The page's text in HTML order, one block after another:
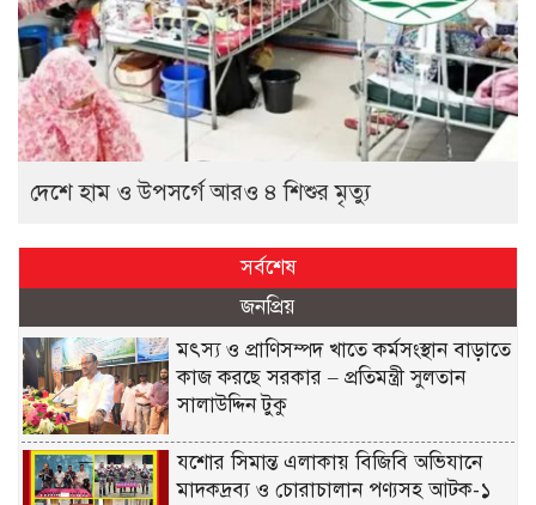
দেশে হাম ও উপসর্গে আরও ৪ শিশুর মৃত্যু
সর্বশেষ
জনপ্রিয়
মৎস্য ও প্রাণিসম্পদ খাতে কর্মসংস্থান বাড়াতে
কাজ করছে সরকার – প্রতিমন্ত্রী সুলতান
সালাউদ্দিন টুকু
যশোর সিমান্ত এলাকায় বিজিবি অভিযানে
মাদকদ্রব্য ও চোরাচালান পণ্যসহ আটক-১